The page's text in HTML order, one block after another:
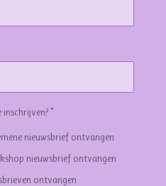
*
nieuwsbrief ontvangen
nieuwsbrief ontvangen
ontvangen